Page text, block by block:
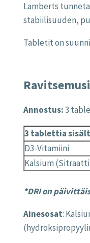
Lamberts
stabiilisuuden,
Tabletit on
Annostus:3
3 tablettia
D3-Vitamiini
Kalsium
*DRI on
Ainesosat: